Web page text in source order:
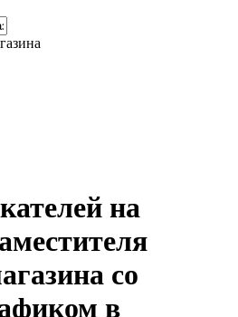
на
со
в